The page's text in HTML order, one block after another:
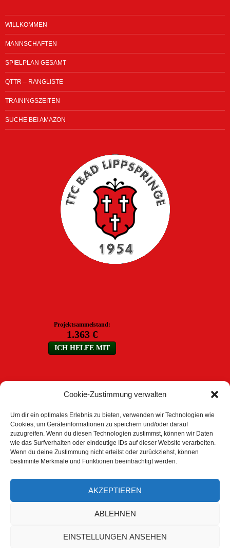
Cookie-Zustimmung verwalten
Um dir ein optimales Erlebnis zu bieten, verwenden wir Technologien wie
Cookies, um Geräteinformationen zu speichern und/oder darauf
zuzugreifen. Wenn du diesen Technologien zustimmst, können wir Daten
wie das Surfverhalten oder eindeutige IDs auf dieser Website verarbeiten.
Wenn du deine Zustimmung nicht erteilst oder zurückziehst, können
bestimmte Merkmale und Funktionen beeinträchtigt werden.
AKZEPTIEREN
ABLEHNEN
EINSTELLUNGEN ANSEHEN
WILLKOMMEN
MANNSCHAFTEN
SPIELPLAN GESAMT
QTTR – RANGLISTE
TRAININGSZEITEN
SUCHE BEI AMAZON
ARCHIV
Archiv